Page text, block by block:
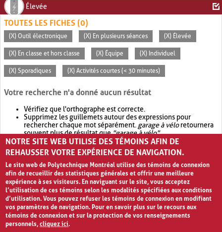
Élevée
TOUTES LES FICHES (0)
(X) Outil électronique (X) En plusieurs séances (X) Élevée
(X) En classe et hors classe (X) Équipe (X) Individuel
(X) Sporadiques (X) Activités courtes (< 30 minutes)
Votre recherche n'a donné aucun résultat
Vérifiez que l'orthographe est correcte.
Supprimez les guillemets autour des expressions pour
rechercher chaque mot séparément. garage à véloretournera
souvent plus de résultat que"garage à vélo".
Envisagez d'élargir votre recherche avec OR.garage OR vélo
retournera souvent plus de résultat quegarage à vélo
NOTRE SITE WEB UTILISE DES TÉMOINS AFIN DE
REHAUSSER VOTRE EXPÉRIENCE DE NAVIGATION.
Le site web de Polytechnique Montréal utilise des témoins de connexion
afin de recueillir des statistiques générales et offrir une meilleure
expérience à ses visiteurs. En naviguant sur le site, vous acceptez
l’utilisation de ces témoins selon les modalités spécifiées aux conditions
d’utilisation. Vous pouvez refuser les témoins de connexion en modifiant
vos paramètres de navigation. Pour en savoir plus sur le recours aux
témoins de connexion et sur la protection de vos renseignements
personnels,cliquez ici.